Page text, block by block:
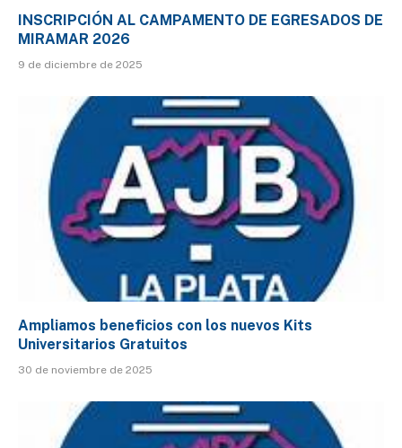
INSCRIPCIÓN AL CAMPAMENTO DE EGRESADOS DE
MIRAMAR 2026
9 de diciembre de 2025
Ampliamos beneficios con los nuevos Kits
Universitarios Gratuitos
30 de noviembre de 2025